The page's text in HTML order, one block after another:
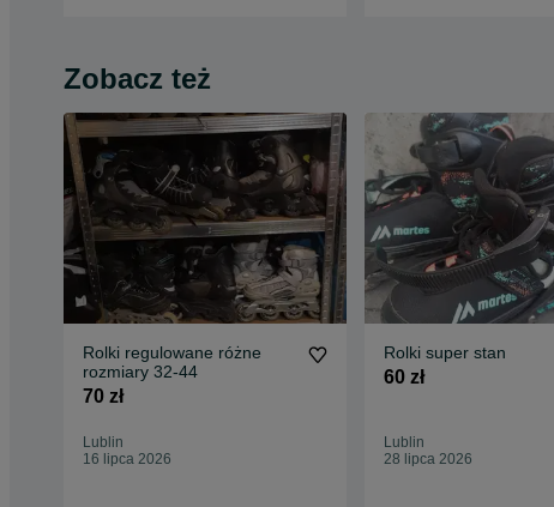
Zobacz też
Rolki regulowane różne
rozmiary 32-44
70 zł
Lublin
16 lipca 2026
Rolki super stan
60 zł
Lublin
28 lipca 2026